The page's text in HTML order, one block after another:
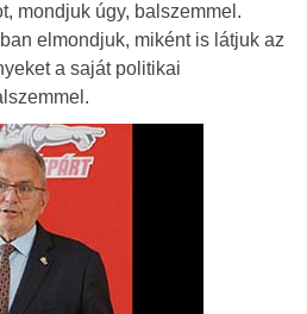
mondjuk úgy, balszemmel.
elmondjuk, miként is látjuk az
a saját politikai